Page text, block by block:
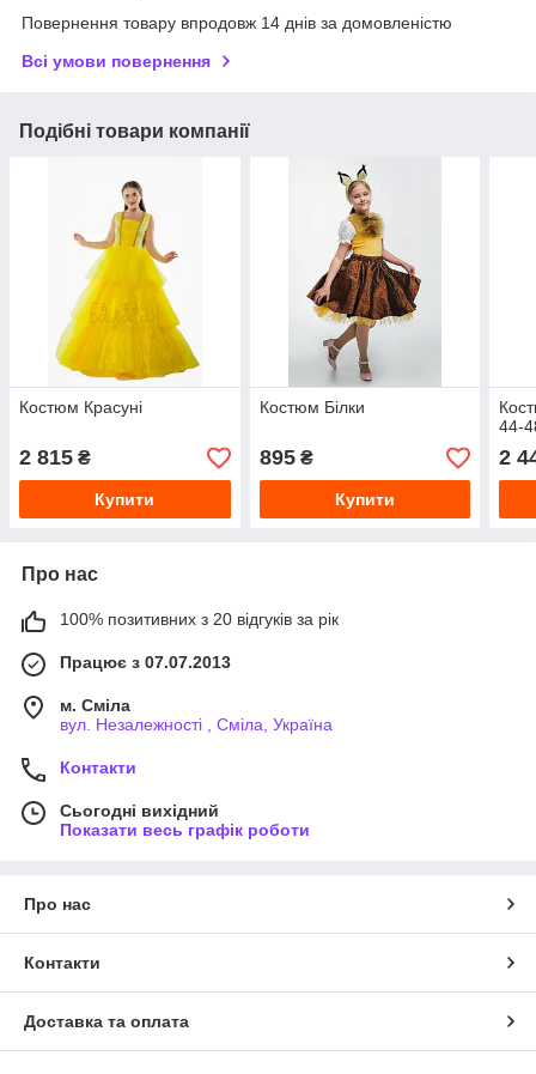
Повернення товару впродовж 14 днів за домовленістю
Всі умови повернення
Подібні товари компанії
Костюм Красуні
2 815 ₴
Купити
Костюм Білки
895₴
Купити
44-
2
Про нас
100% позитивних з 20 відгуків за рік
Працює з 07.07.2013
м. Сміла
вул. Незалежності , Сміла, Україна
Контакти
Сьогодні вихідний
Показати весь графік роботи
Про нас
Контакти
Доставка та оплата